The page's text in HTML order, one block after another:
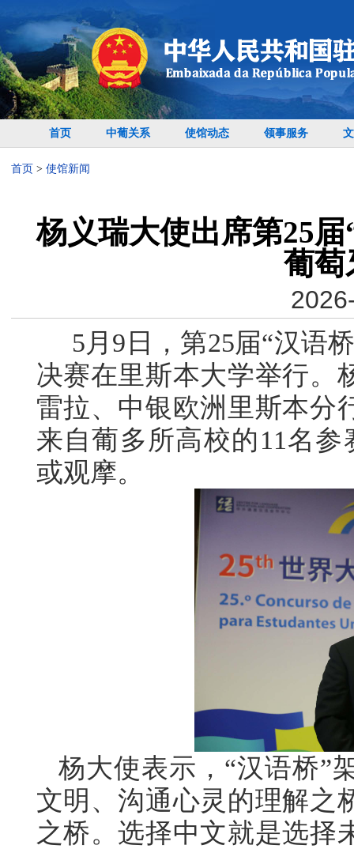
首页 中葡关系 使馆动态 领事服务
首页 > 使馆新闻
杨义瑞大使出席第25
葡萄
5月9日，第25届“汉语
决赛在里斯本大学举行。
雷拉、中银欧洲里斯本分
来自葡多所高校的11名
或观摩。
杨大使表示，“汉语桥”
文明、沟通心灵的理解之
之桥。选择中文就是选择